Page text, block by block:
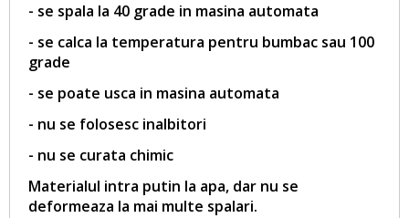
- se spala la 40 grade in masina automata
- se calca la temperatura pentru bumbac sau 100
grade
- se poate usca in masina automata
- nu se folosesc inalbitori
- nu se curata chimic
Materialul intra putin la apa, dar nu se
deformeaza la mai multe spalari.